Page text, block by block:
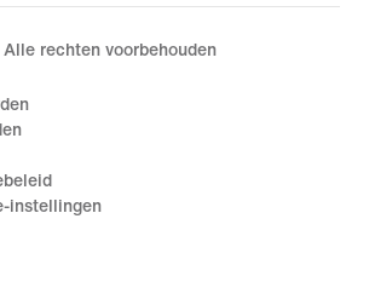
Alle rechten voorbehouden
instellingen